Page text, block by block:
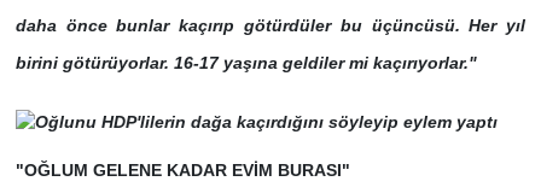
daha önce bunlar kaçırıp götürdüler bu üçüncüsü. Her yıl
birini götürüyorlar. 16-17 yaşına geldiler mi kaçırıyorlar."
"OĞLUM GELENE KADAR EVİM BURASI"